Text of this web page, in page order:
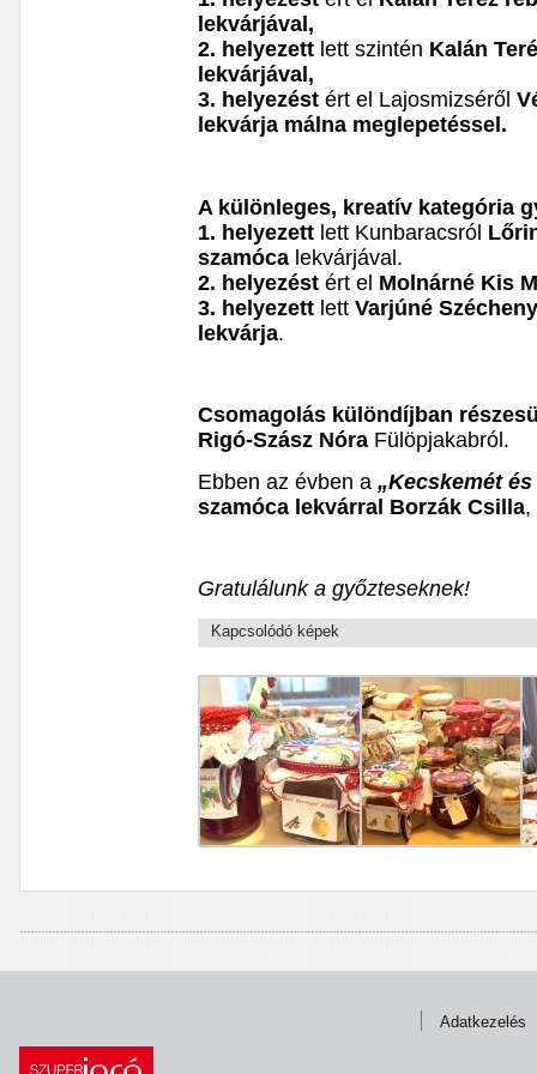
lekvárjával,
2. helyezett lett szintén Kalán
lekvárjával,
3. helyezést ért el Lajosmizséről
lekvárja málna meglepetéssel.
A különleges, kreatív kategória
1. helyezett lett Kunbaracsról
szamóca lekvárjával.
2. helyezést ért el Molnárné Kis
3. helyezett lettVarjúné
lekvárja.
Csomagolás különdíjban
Rigó-Szász Nóra Fülöpjakabról.
Ebben az évben a„Kecskemét
szamóca lekvárral Borzák Csilla,
Gratulálunk a győzteseknek!
Kapcsolódó képek
Adatkezelés